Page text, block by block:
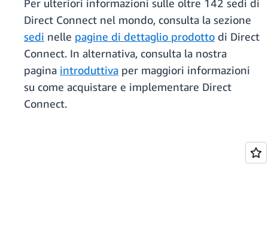
Per ulteriori informazioni sulle oltre 142 sedi di
Direct Connect nel mondo, consulta la sezione
sedi nelle pagine di dettaglio prodotto di Direct
Connect. In alternativa, consulta la nostra
pagina introduttiva per maggiori informazioni
su come acquistare e implementare Direct
Connect.